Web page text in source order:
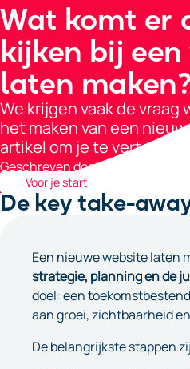
Wat komt er
kijken bij
laten maken?
We krijgen vaak de vraag
het maken van een
artikel om je te vertellen
Geschreven door:Michiel
Voor je start
De key take-
Een nieuwe website laten
strategie, planning en de
doel: een
aan groei, zichtbaarheid
De belangrijkste stappen